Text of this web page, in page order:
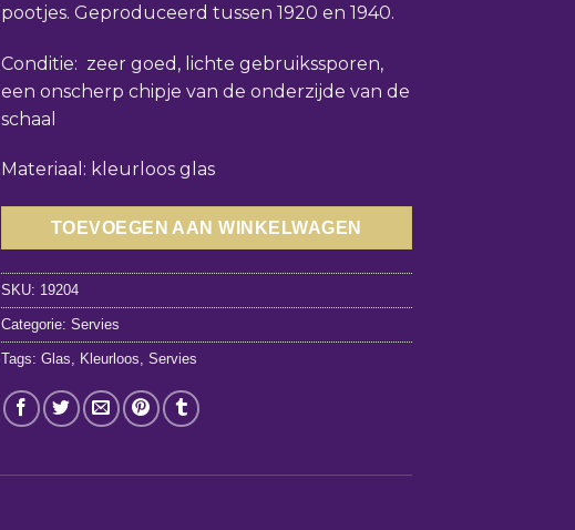
pootjes. Geproduceerd tussen 1920 en 1940.
Conditie: zeer goed, lichte gebruikssporen,
een onscherp chipje van de onderzijde van de
schaal
Materiaal: kleurloos glas
TOEVOEGEN AAN WINKELWAGEN
SKU: 19204
Categorie:Servies
Tags:Glas Kleurloos ,Servies